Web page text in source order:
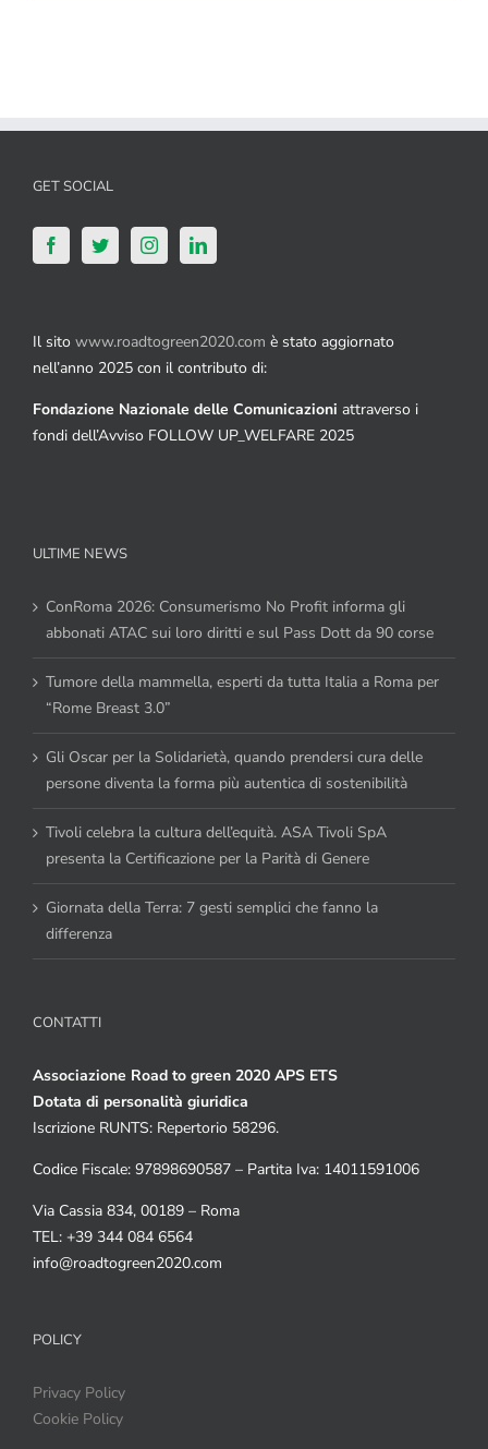
GET SOCIAL
Il sito www.roadtogreen2020.com è stato aggiornato
nell’anno 2025 con il contributo di:
Fondazione Nazionale delle Comunicazioni attraverso i
fondi dell’Avviso FOLLOW UP_WELFARE 2025
ULTIME NEWS
ConRoma 2026: Consumerismo No Profit informa gli
abbonati ATAC sui loro diritti e sul Pass Dott da 90 corse
Tumore della mammella, esperti da tutta Italia a Roma per
“Rome Breast 3.0”
Gli Oscar per la Solidarietà, quando prendersi cura delle
persone diventa la forma più autentica di sostenibilità
Tivoli celebra la cultura dell’equità. ASA Tivoli SpA
presenta la Certificazione per la Parità di Genere
Giornata della Terra: 7 gesti semplici che fanno la
differenza
CONTATTI
Associazione Road to green 2020 APS ETS
Dotata di personalità giuridica
Iscrizione RUNTS: Repertorio 58296.
Codice Fiscale: 97898690587 – Partita Iva: 14011591006
Via Cassia 834, 00189 – Roma
TEL: +39 344 084 6564
info@roadtogreen2020.com
POLICY
Privacy Policy
Cookie Policy